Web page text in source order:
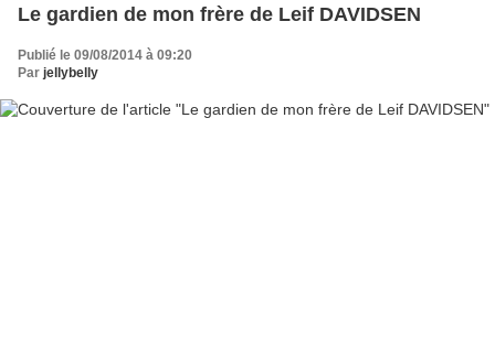
Le gardien de mon frère de Leif DAVIDSEN
Publié le 09/08/2014 à 09:20
Par jellybelly